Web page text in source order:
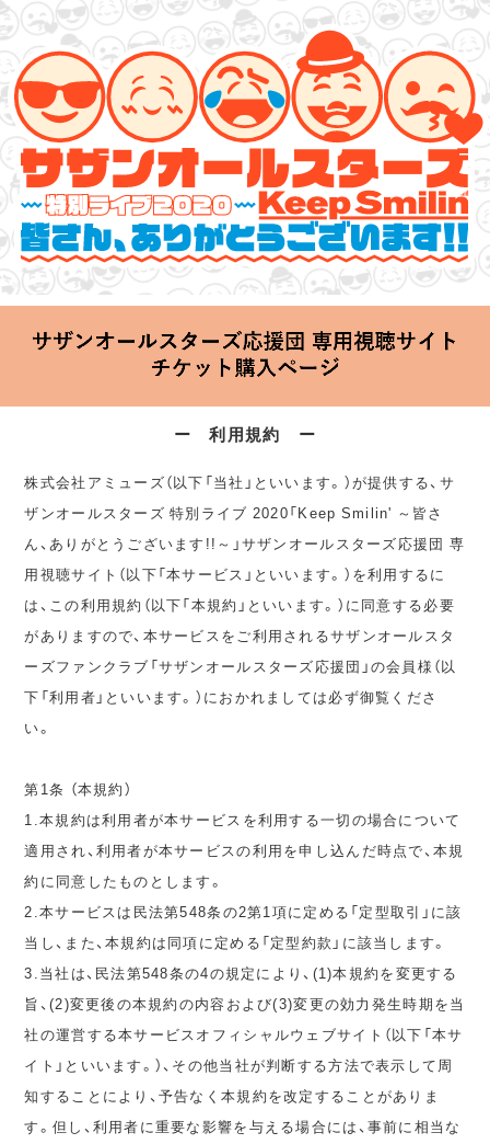
サザンオールスターズ 特別ライブ 2020
2020.06.25 Thu 20:00 Start at 横浜アリーナ
ー 利用規約 ー
株式会社アミューズ（以下「当社」といいます。）が提供する、サ
ザンオールスターズ 特別ライブ 2020「Keep Smilin' ～皆さ
ん、ありがとうございます!!～」サザンオールスターズ応援団 専
用視聴サイト（以下「本サービス」といいます。）を利用するに
は、この利用規約（以下「本規約」といいます。）に同意する必要
がありますので、本サービスをご利用されるサザンオールスタ
ーズファンクラブ「サザンオールスターズ応援団」の会員様（以
下「利用者」といいます。）におかれましては必ず御覧くださ
い。
第1条 （本規約）
1.本規約は利用者が本サービスを利用する一切の場合について
適用され、利用者が本サービスの利用を申し込んだ時点で、本規
約に同意したものとします。
2.本サービスは民法第548条の2第1項に定める「定型取引」に該
当し、また、本規約は同項に定める「定型約款」に該当します。
3.当社は、民法第548条の4の規定により、(1)本規約を変更する
旨、(2)変更後の本規約の内容および(3)変更の効力発生時期を当
社の運営する本サービスオフィシャルウェブサイト（以下「本サ
イト」といいます。）、その他当社が判断する方法で表示して周
知することにより、予告なく本規約を改定することがありま
す。但し、利用者に重要な影響を与える場合には、事前に相当な